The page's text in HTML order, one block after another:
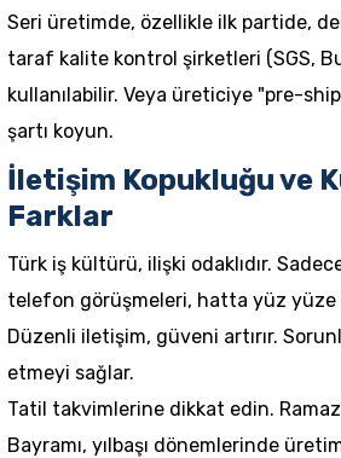
Seri üretimde, özellikle ilk partide,
taraf kalite kontrol şirketleri (SGS,
kullanılabilir. Veya üreticiye "pre-
şartı koyun.
İletişim Kopukluğu ve
Farklar
Türk iş kültürü, ilişki odaklıdır.
telefon görüşmeleri, hatta yüz yüze
Düzenli iletişim, güveni artırır.
etmeyi sağlar.
Tatil takvimlerine dikkat edin.
Bayramı, yılbaşı dönemlerinde